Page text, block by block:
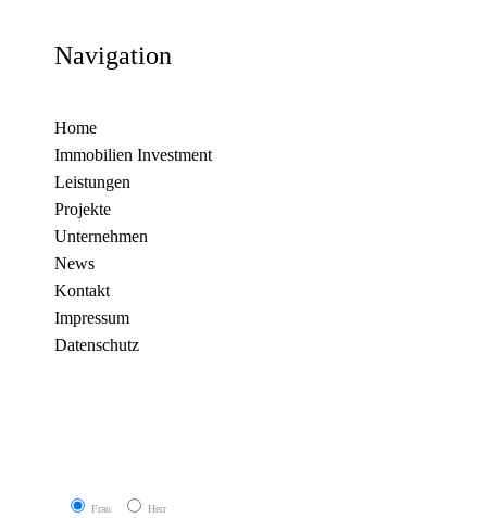
Navigation
Home
Immobilien Investment
Leistungen
Projekte
Unternehmen
News
Kontakt
Impressum
Datenschutz
Frau Herr